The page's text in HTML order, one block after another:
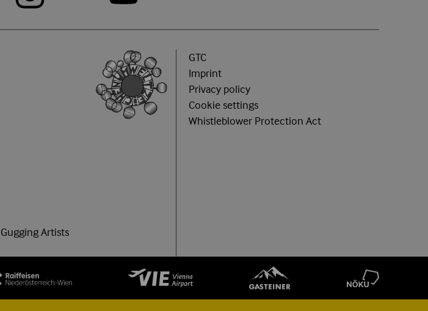
Artists
GTC
Imprint
Privacy policy
Cookie settings
Whistleblower Protection Act